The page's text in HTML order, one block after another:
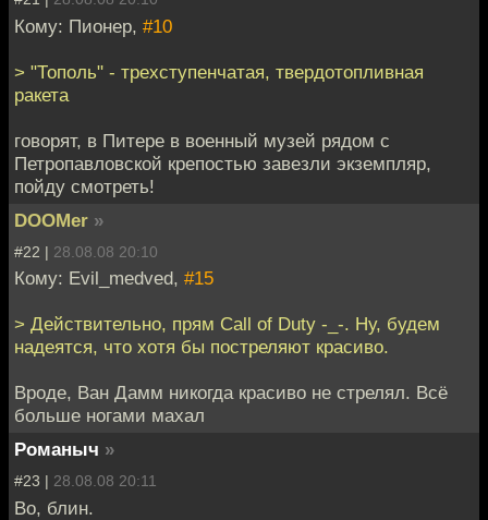
Кому: Пионер, #10
> "Тополь" - трехступенчатая, твердотопливная
ракета
говорят, в Питере в военный музей рядом с
Петропавловской крепостью завезли экземпляр,
пойду смотреть!
DOOMer »
#22 | 28.08.08 20:10
Кому: Evil_medved, #15
> Действительно, прям Call of Duty -_-. Ну, будем
надеятся, что хотя бы постреляют красиво.
Вроде, Ван Дамм никогда красиво не стрелял. Всё
больше ногами махал
Романыч »
#23 | 28.08.08 20:11
Во, блин.